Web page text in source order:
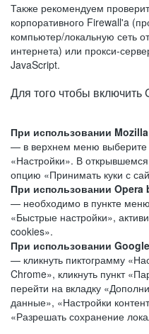
Также рекомендуем
корпоративного Firewall'a
компьютер/локальную сеть
интернета) или прокси-
JavaScript.
Для того чтобы включить
При использовании
— в верхнем меню
«Настройки». В
опцию «Принимать куки с
При использовании Opera
— необходимо в пункте
«Быстрые настройки»,
cookies».
При использовании
— кликнуть пиктограмму
Chrome», кликнуть пункт
перейти на вкладку
данные», «Настройки
«Разрешать сохранение